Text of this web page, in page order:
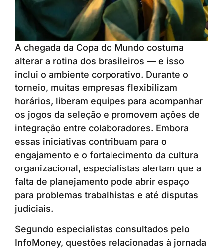
A chegada da Copa do Mundo costuma
alterar a rotina dos brasileiros — e isso
inclui o ambiente corporativo. Durante o
torneio, muitas empresas flexibilizam
horários, liberam equipes para acompanhar
os jogos da seleção e promovem ações de
integração entre colaboradores. Embora
essas iniciativas contribuam para o
engajamento e o fortalecimento da cultura
organizacional, especialistas alertam que a
falta de planejamento pode abrir espaço
para problemas trabalhistas e até disputas
judiciais.
Segundo especialistas consultados pelo
InfoMoney, questões relacionadas à jornada